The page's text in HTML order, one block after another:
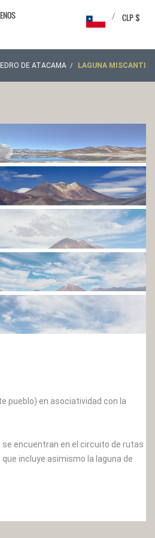
CLP $
/
DE ATACAMA LAGUNA MISCANTI
pueblo) en asociatividad con la
encuentran en el circuito de rutas
incluye asimismo la laguna de